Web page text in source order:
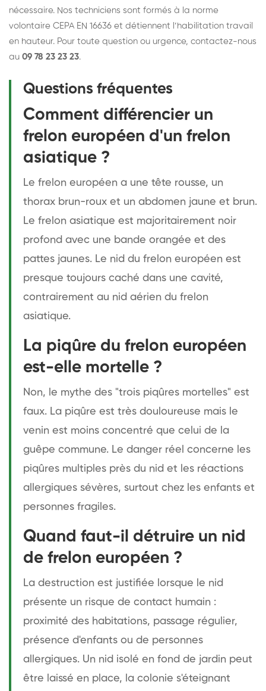
nécessaire. Nos techniciens sont formés à la norme
volontaire CEPA EN 16636 et détiennent l’habilitation travail
en hauteur. Pour toute question ou urgence, contactez-nous
au 09 78 23 23 23.
Questions fréquentes
Comment différencier un
frelon européen d'un frelon
asiatique ?
Le frelon européen a une tête rousse, un
thorax brun-roux et un abdomen jaune et brun.
Le frelon asiatique est majoritairement noir
profond avec une bande orangée et des
pattes jaunes. Le nid du frelon européen est
presque toujours caché dans une cavité,
contrairement au nid aérien du frelon
asiatique.
La piqûre du frelon européen
est-elle mortelle ?
Non, le mythe des "trois piqûres mortelles" est
faux. La piqûre est très douloureuse mais le
venin est moins concentré que celui de la
guêpe commune. Le danger réel concerne les
piqûres multiples près du nid et les réactions
allergiques sévères, surtout chez les enfants et
personnes fragiles.
Quand faut-il détruire un nid
de frelon européen ?
La destruction est justifiée lorsque le nid
présente un risque de contact humain :
proximité des habitations, passage régulier,
présence d'enfants ou de personnes
allergiques. Un nid isolé en fond de jardin peut
être laissé en place, la colonie s'éteignant